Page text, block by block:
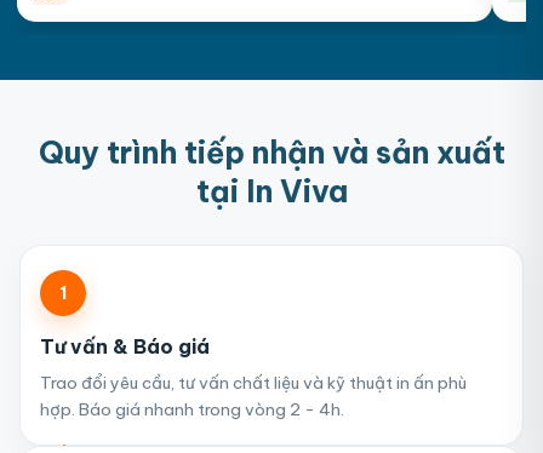
Quy trình tiếp nhận và sản xuất
tại In Viva
1
Tư vấn & Báo giá
Trao đổi yêu cầu, tư vấn chất liệu và kỹ thuật in ấn phù
hợp. Báo giá nhanh trong vòng 2 - 4h.